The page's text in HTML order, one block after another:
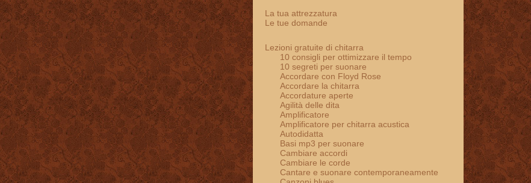
La tua attrezzatura
Le tue domande
Lezioni gratuite di chitarra
10 consigli per ottimizzare il tempo
10 segreti per suonare
Accordare con Floyd Rose
Accordare la chitarra
Accordature aperte
Agilità delle dita
Amplificatore
Amplificatore per chitarra acustica
Autodidatta
Basi mp3 per suonare
Cambiare accordi
Cambiare le corde
Cantare e suonare contemporaneamente